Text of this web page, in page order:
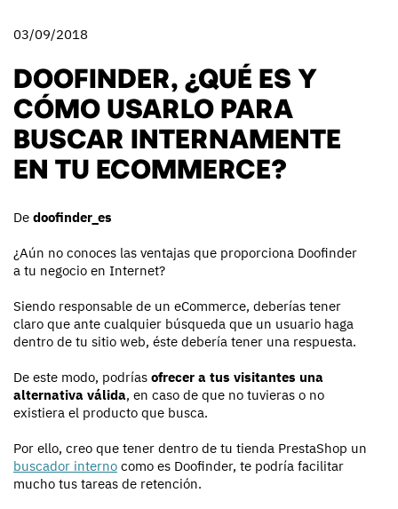
03/09/2018
DOOFINDER, ¿QUÉ ES Y
CÓMO USARLO PARA
BUSCAR INTERNAMENTE
EN TU ECOMMERCE?
De doofinder_es
¿Aún no conoces las ventajas que proporciona Doofinder
a tu negocio en Internet?
Siendo responsable de un eCommerce, deberías tener
claro que ante cualquier búsqueda que un usuario haga
dentro de tu sitio web, éste debería tener una respuesta.
De este modo, podrías ofrecer a tus visitantes una
alternativa válida, en caso de que no tuvieras o no
existiera el producto que busca.
Por ello, creo que tener dentro de tu tienda PrestaShop un
buscador interno como es Doofinder, te podría facilitar
mucho tus tareas de retención.